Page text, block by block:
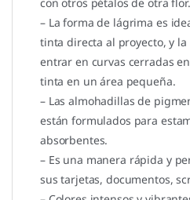
– La forma de lágrima es
tinta directa al proyecto, y
entrar en curvas cerradas
tinta en un área pequeña.
– Las almohadillas de
están formulados para
absorbentes.
– Es una manera rápida y
sus tarjetas, documentos,